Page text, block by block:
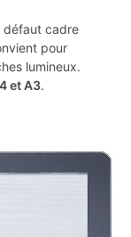
défaut cadre
pour
lumineux.
et A3.